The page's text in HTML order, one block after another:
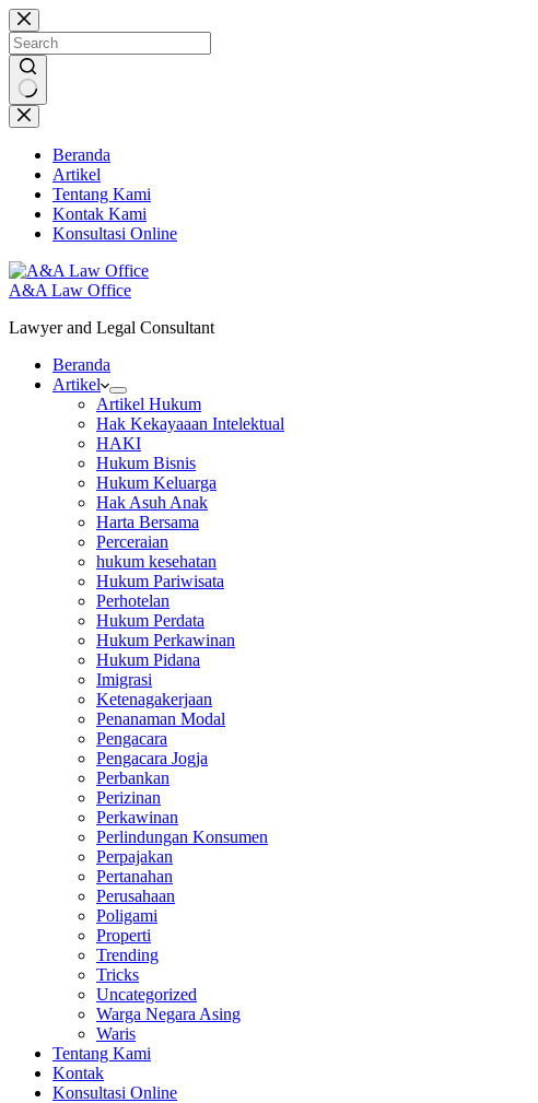
Skip
to
content
No
results
Beranda
Artikel
Tentang Kami
Kontak Kami
Konsultasi Online
A&A Law Office
Lawyer and Legal Consultant
Beranda
Artikel
Artikel Hukum
Hak Kekayaaan Intelektual
HAKI
Hukum Bisnis
Hukum Keluarga
Hak Asuh Anak
Harta Bersama
Perceraian
hukum kesehatan
Hukum Pariwisata
Perhotelan
Hukum Perdata
Hukum Perkawinan
Hukum Pidana
Imigrasi
Ketenagakerjaan
Penanaman Modal
Pengacara
Pengacara Jogja
Perbankan
Perizinan
Perkawinan
Perlindungan Konsumen
Perpajakan
Pertanahan
Perusahaan
Poligami
Properti
Trending
Tricks
Uncategorized
Warga Negara Asing
Waris
Tentang Kami
Kontak
Konsultasi Online